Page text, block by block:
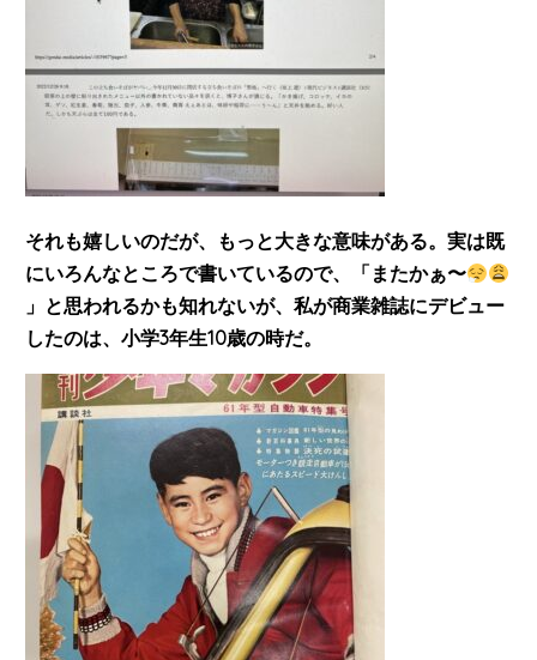
それも嬉しいのだが、もっと大きな意味がある。実は既
にいろんなところで書いているので、「またかぁ〜
」と思われるかも知れないが、私が商業雑誌にデビュー
したのは、小学3年生10歳の時だ。